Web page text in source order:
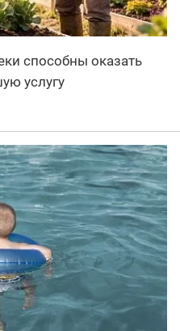
способны оказать
услугу